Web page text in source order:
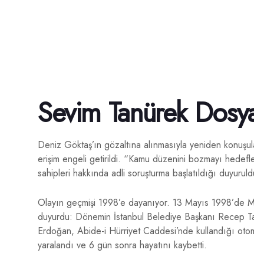
Sevim Tanürek
Deniz Göktaş’ın gözaltına alınmasıyla yeniden
erişim engeli getirildi. “Kamu düzenini bozmayı
sahipleri hakkında adli soruşturma başlatıldığı
Olayın geçmişi 1998’e dayanıyor. 13 Mayıs 1998’de
duyurdu: Dönemin İstanbul Belediye Başkanı Recep
Erdoğan, Abide-i Hürriyet Caddesi’nde kullandığı
yaralandı ve 6 gün sonra hayatını kaybetti.